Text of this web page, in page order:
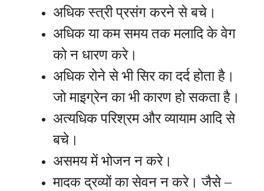
अधिक स्त्री प्रसंग करने से बचे।
अधिक या कम समय तक मलादि के वेग
को न धारण करे।
अधिक रोने से भी सिर का दर्द होता है।
जो माइग्रेन का भी कारण हो सकता है।
अत्यधिक परिश्रम और व्यायाम आदि से
बचे।
असमय में भोजन न करे।
मादक द्रव्यों का सेवन न करे। जैसे –